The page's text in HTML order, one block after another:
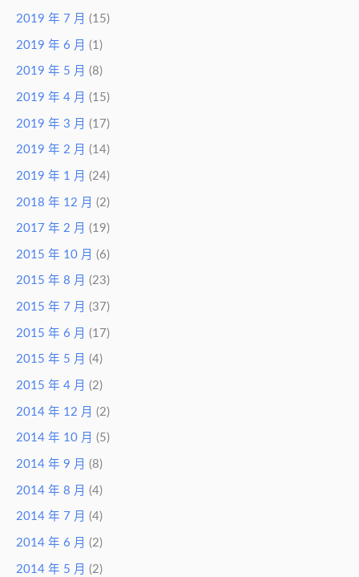
2019 年 7 月 (15)
2019 年 6 月 (1)
2019 年 5 月 (8)
2019 年 4 月 (15)
2019 年 3 月 (17)
2019 年 2 月 (14)
2019 年 1 月 (24)
2018 年 12 月 (2)
2017 年 2 月 (19)
2015 年 10 月 (6)
2015 年 8 月 (23)
2015 年 7 月 (37)
2015 年 6 月 (17)
2015 年 5 月 (4)
2015 年 4 月 (2)
2014 年 12 月 (2)
2014 年 10 月 (5)
2014 年 9 月 (8)
2014 年 8 月 (4)
2014 年 7 月 (4)
2014 年 6 月 (2)
2014 年 5 月 (2)